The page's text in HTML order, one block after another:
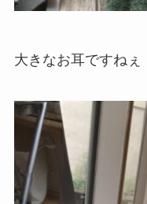
大きなお耳ですねぇ